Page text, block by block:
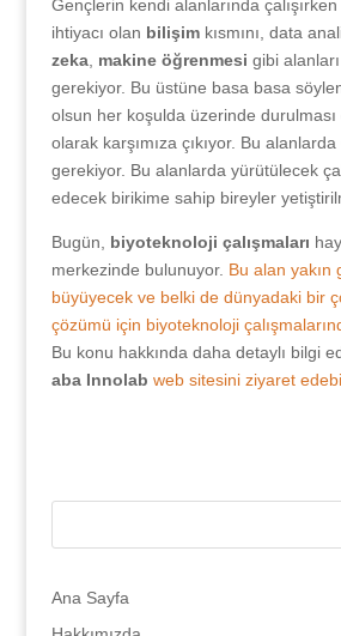
Gençlerin kendi alanlarında çalışırken
ihtiyacı olan bilişimkısmını, data
zeka, makine öğrenmesi gibi
gerekiyor. Bu üstüne basa basa
olsun her koşulda üzerinde
olarak karşımıza çıkıyor. Bu
gerekiyor. Bu alanlarda yürütülecek
edecek birikime sahip bireyler
Bugün, biyoteknoloji çalışmaları
merkezinde bulunuyor. Bu alan yakın
büyüyecek ve belki de dünyadaki bir
çözümü için biyoteknoloji
Bu konu hakkında daha detaylı bilgi
aba Innolab web sitesini ziyaret
Ana Sayfa